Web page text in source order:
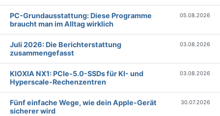
PC-Grundausstattung: Diese Programme
braucht man im Alltag wirklich
05.08.2026
Juli 2026: Die Bericht­erstattung
zusammengefasst
03.08.2026
KIOXIA NX1: PCIe-5.0-SSDs für KI- und
Hyperscale-Rechenzentren
03.08.2026
Fünf einfache Wege, wie dein Apple-Gerät
sicherer wird
30.07.2026